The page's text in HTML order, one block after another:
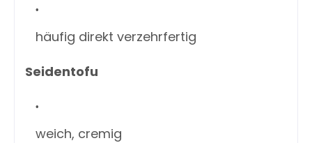
häufig direkt verzehrfertig
Seidentofu
weich, cremig